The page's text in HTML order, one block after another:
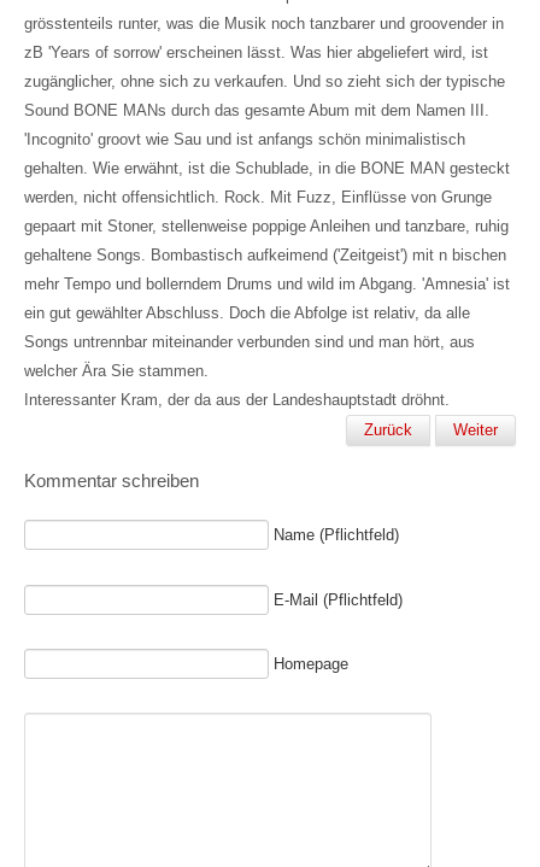
grösstenteils runter, was die Musik noch tanzbarer und groovender in
zB 'Years of sorrow' erscheinen lässt. Was hier abgeliefert wird, ist
zugänglicher, ohne sich zu verkaufen. Und so zieht sich der typische
Sound BONE MANs durch das gesamte Abum mit dem Namen III.
'Incognito' groovt wie Sau und ist anfangs schön minimalistisch
gehalten. Wie erwähnt, ist die Schublade, in die BONE MAN gesteckt
werden, nicht offensichtlich. Rock. Mit Fuzz, Einflüsse von Grunge
gepaart mit Stoner, stellenweise poppige Anleihen und tanzbare, ruhig
gehaltene Songs. Bombastisch aufkeimend ('Zeitgeist') mit n bischen
mehr Tempo und bollerndem Drums und wild im Abgang. 'Amnesia' ist
ein gut gewählter Abschluss. Doch die Abfolge ist relativ, da alle
Songs untrennbar miteinander verbunden sind und man hört, aus
welcher Ära Sie stammen.
Interessanter Kram, der da aus der Landeshauptstadt dröhnt.
Zurück
Weiter
Kommentar schreiben
Name (Pflichtfeld)
E-Mail (Pflichtfeld)
Homepage